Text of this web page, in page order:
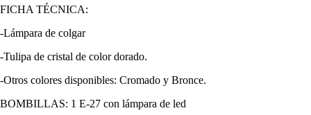
FICHA TÉCNICA:
-Lámpara de colgar
-Tulipa de cristal de color dorado.
-Otros colores disponibles: Cromado y Bronce.
BOMBILLAS: 1 E-27 con lámpara de led